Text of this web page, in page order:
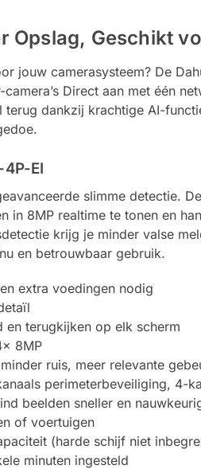
Opslag, Geschikt
jouw camerasysteem? De
Direct aan met één
dankzij krachtige AI-
EI
slimme detectie.
in 8MP realtime te tonen en
krijg je minder valse
en betrouwbaar gebruik.
extra voedingen nodig
en terugkijken op elk scherm
8MP
ruis, meer relevante
perimeterbeveiliging, 4-
beelden sneller en
of voertuigen
(harde schijf niet
minuten ingesteld